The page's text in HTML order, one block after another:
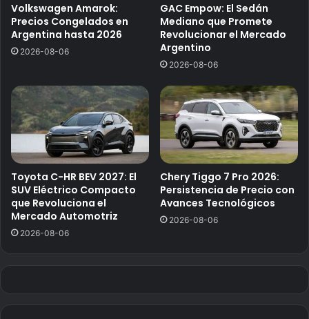
Volkswagen Amarok:
Precios Congelados en
Argentina hasta 2026
2026-08-06
GAC Empow: El Sedán
Mediano que Promete
Revolucionar el Mercado
Argentino
2026-08-06
Toyota C-HR BEV 2027: El
SUV Eléctrico Compacto
que Revoluciona el
Mercado Automotriz
2026-08-06
Chery Tiggo 7 Pro 2026:
Persistencia de Precio con
Avances Tecnológicos
2026-08-06